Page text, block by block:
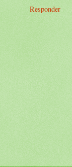
Responder